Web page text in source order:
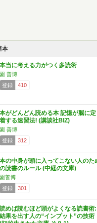
本
本当に考える力がつく多読術
園 善博
登録
410
本がどんどん読める本 記憶が脳に定
着する速習法! (講談社BIZ)
園 善博
登録
312
本の中身が頭に入ってこない人のた
の読書のルール (中経の文庫)
園善博
登録
301
読めば読むほど頭がよくなる読書術:
結果を出す人の“インプット”の技術